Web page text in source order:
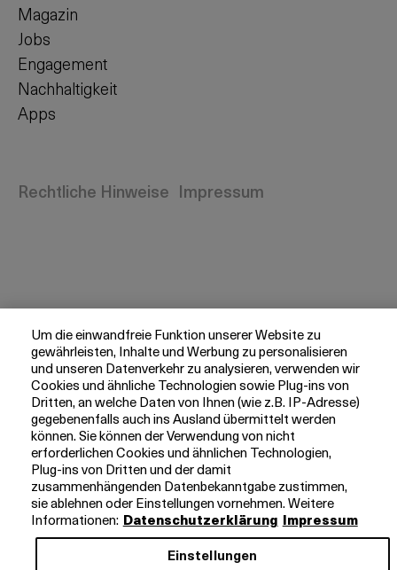
Magazin
Jobs
Engagement
Nachhaltigkeit
Apps
Rechtliche Hinweise Impressum
Um die einwandfreie Funktion unserer Website zu
gewährleisten, Inhalte und Werbung zu personalisieren
und unseren Datenverkehr zu analysieren, verwenden wir
Cookies und ähnliche Technologien sowie Plug-ins von
Dritten, an welche Daten von Ihnen (wie z.B. IP-Adresse)
gegebenenfalls auch ins Ausland übermittelt werden
können. Sie können der Verwendung von nicht
erforderlichen Cookies und ähnlichen Technologien,
Plug-ins von Dritten und der damit
zusammenhängenden Datenbekanntgabe zustimmen,
sie ablehnen oder Einstellungen vornehmen. Weitere
Informationen: Datenschutzerklärung Impressum
Einstellungen